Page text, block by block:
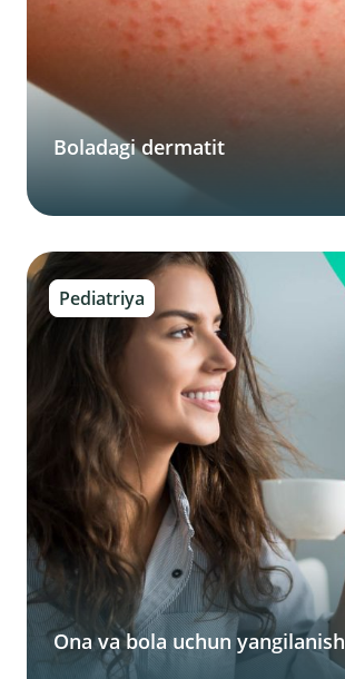
Boladagi dermatit
Pediatriya
Ona va bola uchun yangilanish